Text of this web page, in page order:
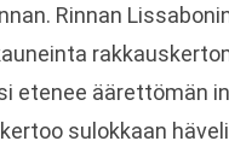
Rinnan
etenee äärettömän
sulokkaan